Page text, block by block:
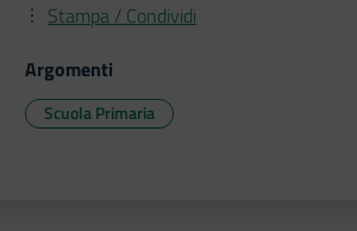
Stampa / Condividi
Argomenti
Scuola Primaria